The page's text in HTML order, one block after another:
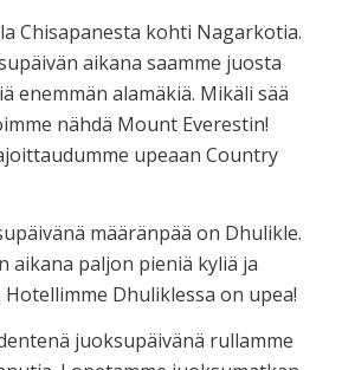
Chisapanesta kohti Nagarkotia.
aikana saamme juosta
enemmän alamäkiä. Mikäli sää
nähdä Mount Everestin!
upeaan Country
määränpää on Dhulikle.
aikana paljon pieniä kyliä ja
Dhuliklessa on upea!
juoksupäivänä rullamme